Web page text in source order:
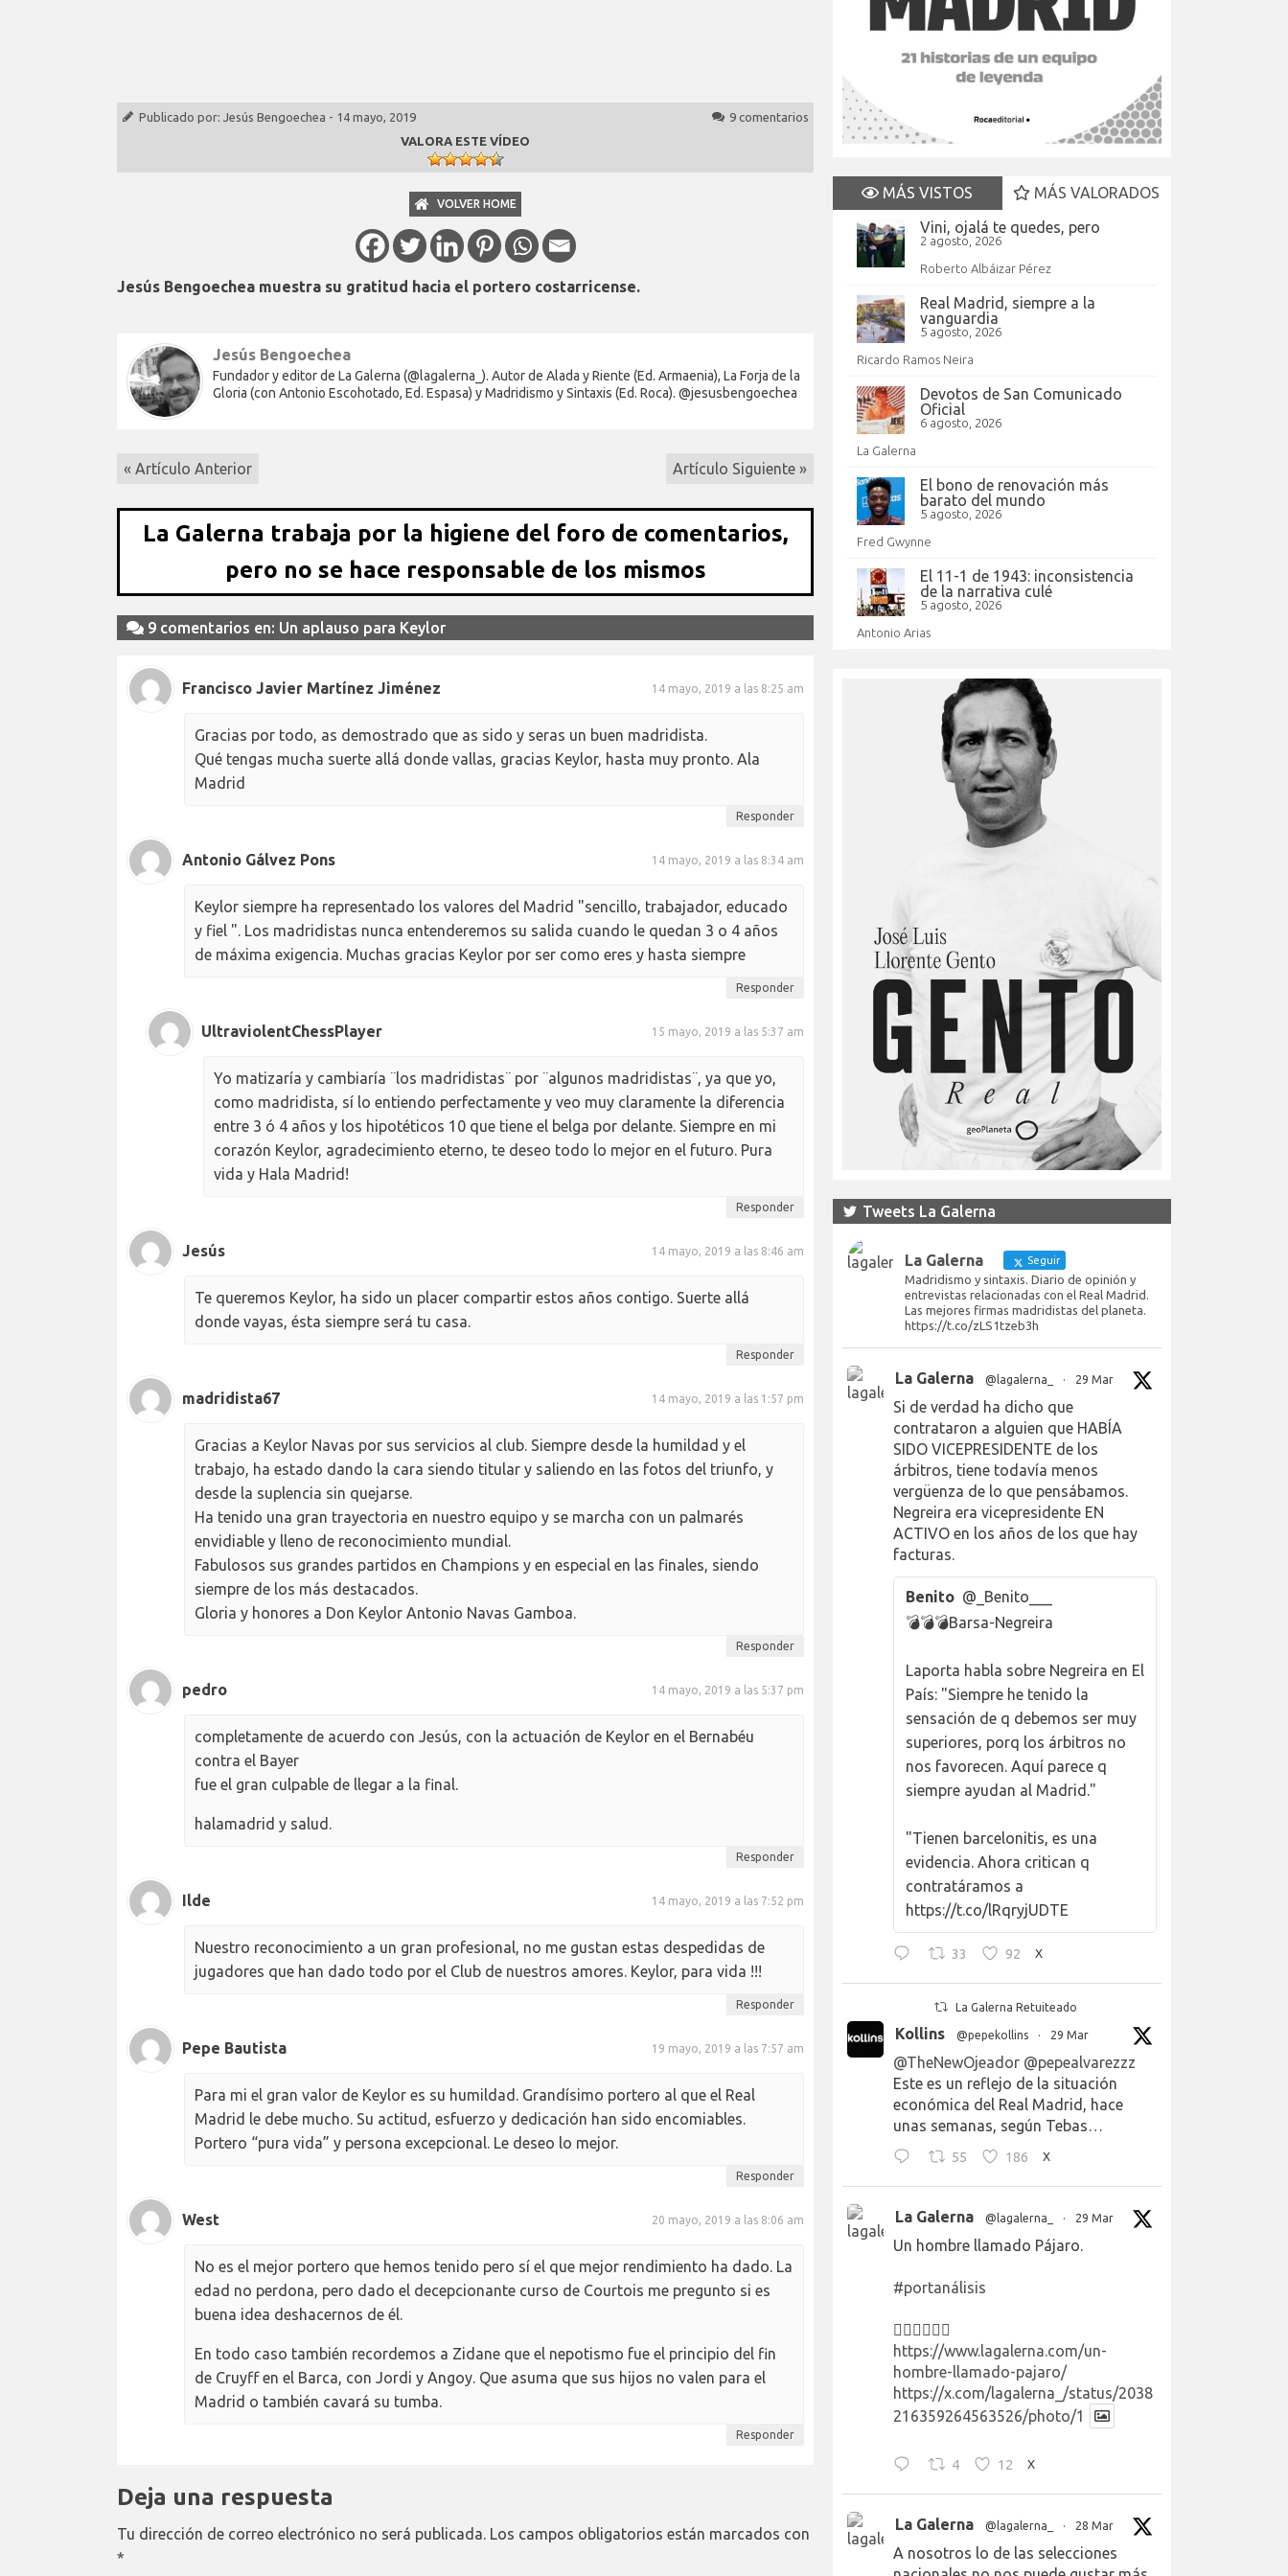
Publicado por: Jesús Bengoechea - 14 mayo, 2019
9 comentarios
VALORA ESTE VÍDEO
VOLVER HOME
Jesús Bengoechea muestra su gratitud hacia el portero costarricense.
Jesús Bengoechea
Fundador y editor de La Galerna (@lagalerna_). Autor de Alada y Riente (Ed. Armaenia), La Forja de la
Gloria (con Antonio Escohotado, Ed. Espasa) y Madridismo y Sintaxis (Ed. Roca). @jesusbengoechea
« Artículo Anterior Artículo Siguiente »
La Galerna trabaja por la higiene del foro de comentarios,
pero no se hace responsable de los mismos
9 comentarios en: Un aplauso para Keylor
Francisco Javier Martínez Jiménez 14 mayo, 2019 a las 8:25 am
Gracias por todo, as demostrado que as sido y seras un buen madridista.
Qué tengas mucha suerte allá donde vallas, gracias Keylor, hasta muy pronto. Ala
Madrid
Responder
Antonio Gálvez Pons 14 mayo, 2019 a las 8:34 am
Keylor siempre ha representado los valores del Madrid "sencillo, trabajador, educado
y fiel ". Los madridistas nunca entenderemos su salida cuando le quedan 3 o 4 años
de máxima exigencia. Muchas gracias Keylor por ser como eres y hasta siempre
Responder
UltraviolentChessPlayer 15 mayo, 2019 a las 5:37 am
Yo matizaría y cambiaría ¨los madridistas¨ por ¨algunos madridistas¨, ya que yo,
como madridista, sí lo entiendo perfectamente y veo muy claramente la diferencia
entre 3 ó 4 años y los hipotéticos 10 que tiene el belga por delante. Siempre en mi
corazón Keylor, agradecimiento eterno, te deseo todo lo mejor en el futuro. Pura
vida y Hala Madrid!
Responder
Jesús 14 mayo, 2019 a las 8:46 am
Te queremos Keylor, ha sido un placer compartir estos años contigo. Suerte allá
donde vayas, ésta siempre será tu casa.
Responder
madridista67 14 mayo, 2019 a las 1:57 pm
Gracias a Keylor Navas por sus servicios al club. Siempre desde la humildad y el
trabajo, ha estado dando la cara siendo titular y saliendo en las fotos del triunfo, y
desde la suplencia sin quejarse.
Ha tenido una gran trayectoria en nuestro equipo y se marcha con un palmarés
envidiable y lleno de reconocimiento mundial.
Fabulosos sus grandes partidos en Champions y en especial en las finales, siendo
siempre de los más destacados.
Gloria y honores a Don Keylor Antonio Navas Gamboa.
Responder
pedro 14 mayo, 2019 a las 5:37 pm
completamente de acuerdo con Jesús, con la actuación de Keylor en el Bernabéu
contra el Bayer
fue el gran culpable de llegar a la final.
halamadrid y salud.
Responder
Ilde 14 mayo, 2019 a las 7:52 pm
Nuestro reconocimiento a un gran profesional, no me gustan estas despedidas de
jugadores que han dado todo por el Club de nuestros amores. Keylor, para vida !!!
Responder
Pepe Bautista 19 mayo, 2019 a las 7:57 am
Para mi el gran valor de Keylor es su humildad. Grandísimo portero al que el Real
Madrid le debe mucho. Su actitud, esfuerzo y dedicación han sido encomiables.
Portero “pura vida” y persona excepcional. Le deseo lo mejor.
Responder
West 20 mayo, 2019 a las 8:06 am
No es el mejor portero que hemos tenido pero sí el que mejor rendimiento ha dado. La
edad no perdona, pero dado el decepcionante curso de Courtois me pregunto si es
buena idea deshacernos de él.
En todo caso también recordemos a Zidane que el nepotismo fue el principio del fin
de Cruyff en el Barca, con Jordi y Angoy. Que asuma que sus hijos no valen para el
Madrid o también cavará su tumba.
Responder
Deja una respuesta
Tu dirección de correo electrónico no será publicada. Los campos obligatorios están marcados con
*
MÁS VISTOS
MÁS VALORADOS
Vini, ojalá te quedes, pero
2 agosto, 2026
Roberto Albáizar Pérez
Real Madrid, siempre a la
vanguardia
5 agosto, 2026
Ricardo Ramos Neira
Devotos de San Comunicado
Oficial
6 agosto, 2026
La Galerna
El bono de renovación más
barato del mundo
5 agosto, 2026
Fred Gwynne
El 11-1 de 1943: inconsistencia
de la narrativa culé
5 agosto, 2026
Antonio Arias
Tweets La Galerna
La Galerna Seguir
Madridismo y sintaxis. Diario de opinión y
entrevistas relacionadas con el Real Madrid.
Las mejores firmas madridistas del planeta.
https://t.co/zLS1tzeb3h
La Galerna @lagalerna_ · 29 Mar
Si de verdad ha dicho que
contrataron a alguien que HABÍA
SIDO VICEPRESIDENTE de los
árbitros, tiene todavía menos
vergüenza de lo que pensábamos.
Negreira era vicepresidente EN
ACTIVO en los años de los que hay
facturas.
Benito @_Benito___
💣💣💣Barsa-Negreira
Laporta habla sobre Negreira en El
País: "Siempre he tenido la
sensación de q debemos ser muy
superiores, porq los árbitros no
nos favorecen. Aquí parece q
siempre ayudan al Madrid."
"Tienen barcelonitis, es una
evidencia. Ahora critican q
contratáramos a
https://t.co/lRqryjUDTE
33 92 X
La Galerna Retuiteado
Kollins @pepekollins · 29 Mar
@TheNewOjeador @pepealvarezzz
Este es un reflejo de la situación
económica del Real Madrid, hace
unas semanas, según Tebas…
55 186 X
La Galerna @lagalerna_ · 29 Mar
Un hombre llamado Pájaro.
#portanálisis
👉🏻👉🏻👉🏻
https://www.lagalerna.com/un-
hombre-llamado-pajaro/
https://x.com/lagalerna_/status/2038
216359264563526/photo/1
4 12 X
La Galerna @lagalerna_ · 28 Mar
A nosotros lo de las selecciones